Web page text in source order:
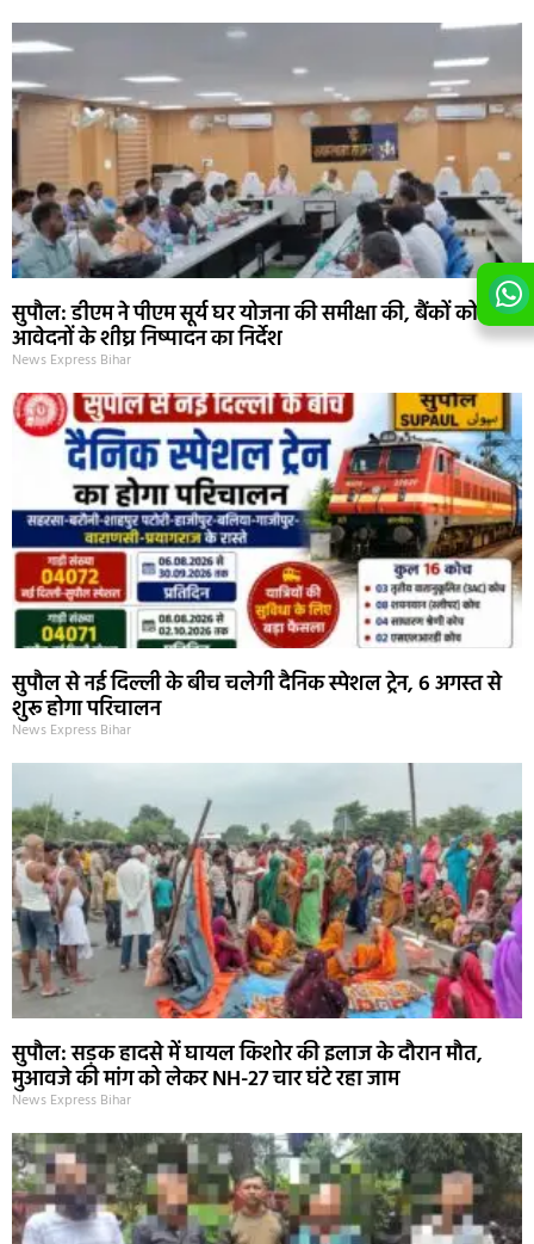
सुपौल: डीएम ने पीएम सूर्य घर योजना की समीक्षा की, बैंकों को ऋण
आवेदनों के शीघ्र निष्पादन का निर्देश
News Express Bihar
सुपौल से नई दिल्ली के बीच चलेगी दैनिक स्पेशल ट्रेन, 6 अगस्त से
शुरू होगा परिचालन
News Express Bihar
सुपौल: सड़क हादसे में घायल किशोर की इलाज के दौरान मौत,
मुआवजे की मांग को लेकर NH-27 चार घंटे रहा जाम
News Express Bihar